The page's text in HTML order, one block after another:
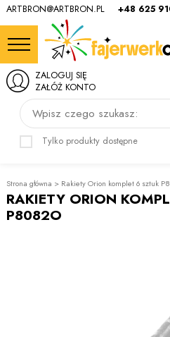
ARTBRON@ARTBRON.PL +48 625
Wpisz czego szukasz:
Tylko produkty dostępne
ZALOGUJ SIĘ
ZAŁÓŻ KONTO
Strona główna > Rakiety Orion komplet 6 sztuk
RAKIETY ORION
P8082O